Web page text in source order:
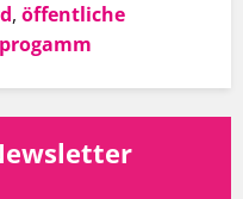
, öffentliche